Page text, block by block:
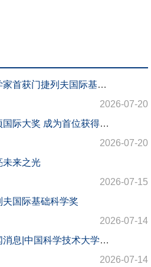
【新华每日电讯】中国科学家首获门捷列夫国际基础科学奖
2026-07-20
【合肥晚报】潘建伟获一项国际大奖 成为首位获得门捷列夫国际基础科学奖的中国学者
2026-07-20
未来之光
2026-07-15
夫国际基础科学奖
2026-07-14
【大皖新闻客户端】元新闻消息|中国科学技术大学潘建伟教授获第三届联合国教科文组织—俄罗斯门捷列夫基础科学国际奖
2026-07-14